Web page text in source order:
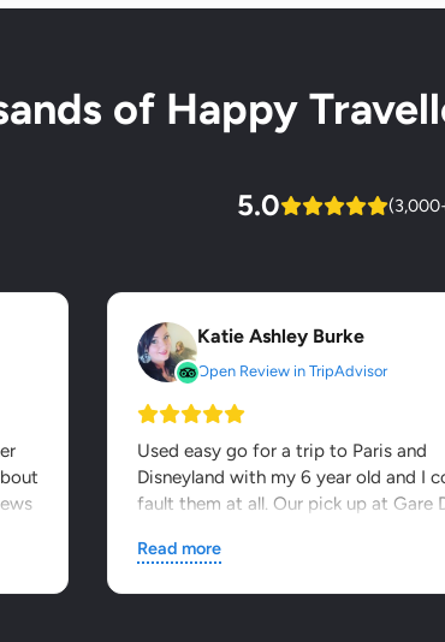
of Happy
5.0
Katie Ashley Burke
Open Review in TripAdvisor
Used easy go for a trip to Paris and
Disneyland with my 6 year old and I
fault them at all. Our pick up at Gare
Read more